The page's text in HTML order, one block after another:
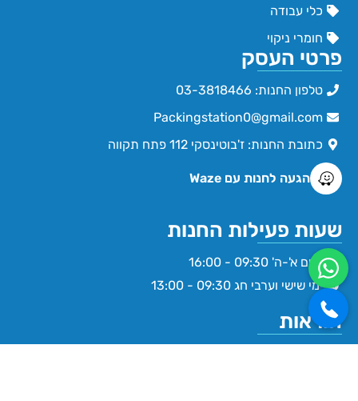
כלי עבודה
חומרי ניקוי
פרטי העסק
טלפון החנות: 03-3818466
Packingstation0@gmail.com
כתובת החנות: ז'בוטינסקי 112 פתח תקווה
הגעה לחנות עם Waze
שעות פעילות החנות
ימים א'-ה' 09:30 - 16:00
ימי שישי וערבי חג 09:30 - 13:00
הוראות